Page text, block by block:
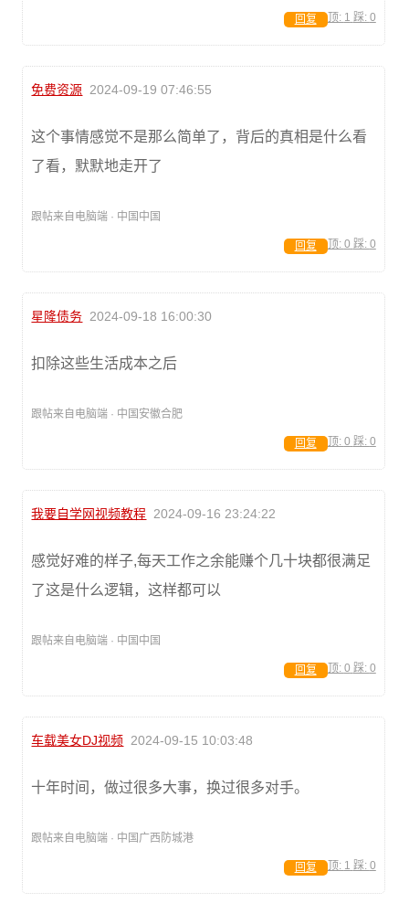
顶: 1 踩: 0
回复
免费资源 2024-09-19 07:46:55
这个事情感觉不是那么简单了，背后的真相是什么看
了看，默默地走开了
跟帖来自电脑端 · 中国中国
顶: 0 踩: 0
回复
星隆债务 2024-09-18 16:00:30
扣除这些生活成本之后
跟帖来自电脑端 · 中国安徽合肥
顶: 0 踩: 0
回复
我要自学网视频教程 2024-09-16 23:24:22
感觉好难的样子,每天工作之余能赚个几十块都很满足
了这是什么逻辑，这样都可以
跟帖来自电脑端 · 中国中国
顶: 0 踩: 0
回复
车载美女DJ视频 2024-09-15 10:03:48
十年时间，做过很多大事，换过很多对手。
跟帖来自电脑端 · 中国广西防城港
顶: 1 踩: 0
回复